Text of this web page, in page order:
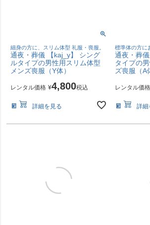
細身の方に、スリム体型 礼服・喪服。
通夜・葬儀 【kaj_y】 シング
ルタイプの男性用スリム体型
メンズ喪服（Y体）
レンタル価格 ¥4,800税込
詳細を見る
標準体の方に
通夜・葬
タイプの
ズ喪服（A
レンタル価格
詳細